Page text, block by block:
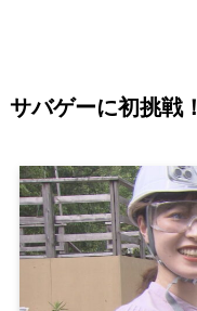
サバゲーに初挑戦！